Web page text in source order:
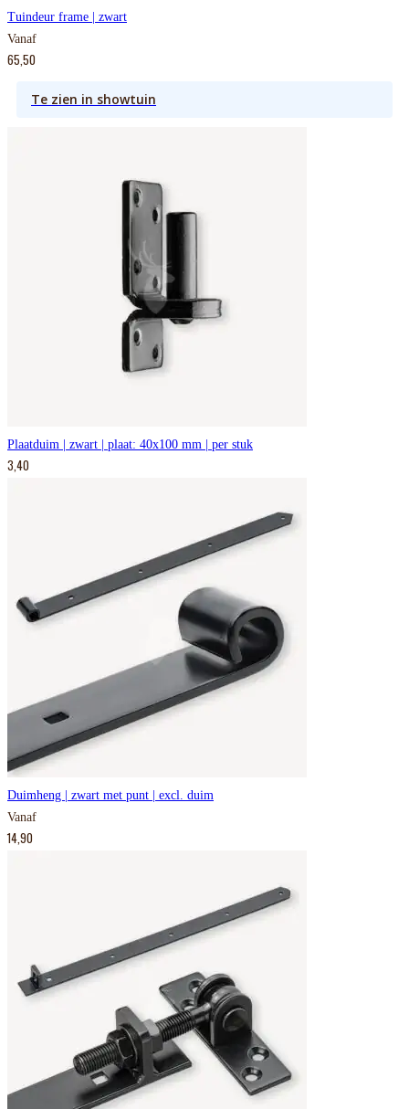
Tuindeur frame | zwart
Vanaf
65,50
Te zien in showtuin
Plaatduim | zwart | plaat: 40x100 mm | per stuk
3,40
Duimheng | zwart met punt | excl. duim
Vanaf
14,90